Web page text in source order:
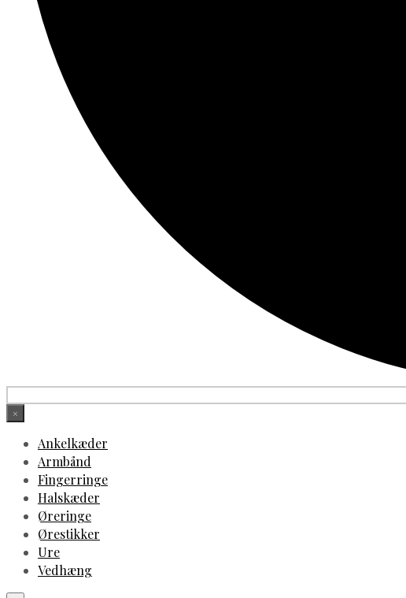
×
Ankelkæder
Armbånd
Fingerringe
Halskæder
Øreringe
Ørestikker
Ure
Vedhæng